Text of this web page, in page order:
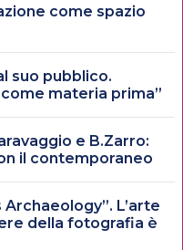
come spazio
suo pubblico.
materia prima”
e B.Zarro:
il contemporaneo
L’arte
della fotografia è